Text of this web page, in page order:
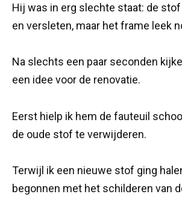
Hij was in erg slechte staat: de
en versleten, maar het frame leek
Na slechts een paar seconden
een idee voor de renovatie.
Eerst hielp ik hem de fauteuil
de oude stof te verwijderen.
Terwijl ik een nieuwe stof ging
begonnen met het schilderen van